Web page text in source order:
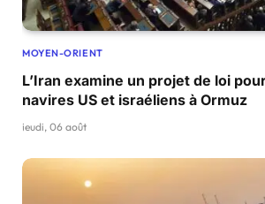
MOYEN-ORIENT
L’Iran examine un projet de loi
navires US et israéliens à Ormuz
jeudi, 06 août